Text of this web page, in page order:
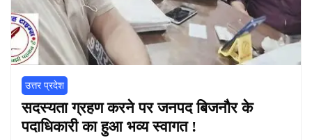
उत्तर प्रदेश
सदस्यता ग्रहण करने पर जनपद बिजनौर के
पदाधिकारी का हुआ भव्य स्वागत !